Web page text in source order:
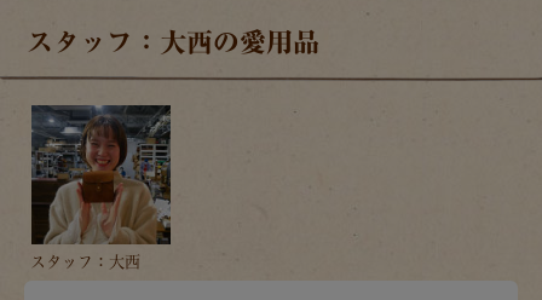
スタッフ：大西の愛用品
スタッフ：大西